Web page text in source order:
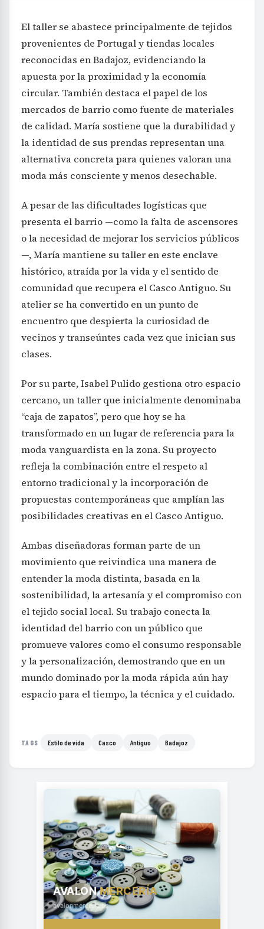
El taller se abastece principalmente de tejidos
provenientes de Portugal y tiendas locales
reconocidas en Badajoz, evidenciando la
apuesta por la proximidad y la economía
circular. También destaca el papel de los
mercados de barrio como fuente de materiales
de calidad. María sostiene que la durabilidad y
la identidad de sus prendas representan una
alternativa concreta para quienes valoran una
moda más consciente y menos desechable.
A pesar de las dificultades logísticas que
presenta el barrio —como la falta de ascensores
o la necesidad de mejorar los servicios públicos
—, María mantiene su taller en este enclave
histórico, atraída por la vida y el sentido de
comunidad que recupera el Casco Antiguo. Su
atelier se ha convertido en un punto de
encuentro que despierta la curiosidad de
vecinos y transeúntes cada vez que inician sus
clases.
Por su parte, Isabel Pulido gestiona otro espacio
cercano, un taller que inicialmente denominaba
“caja de zapatos”, pero que hoy se ha
transformado en un lugar de referencia para la
moda vanguardista en la zona. Su proyecto
refleja la combinación entre el respeto al
entorno tradicional y la incorporación de
propuestas contemporáneas que amplían las
posibilidades creativas en el Casco Antiguo.
Ambas diseñadoras forman parte de un
movimiento que reivindica una manera de
entender la moda distinta, basada en la
sostenibilidad, la artesanía y el compromiso con
el tejido social local. Su trabajo conecta la
identidad del barrio con un público que
promueve valores como el consumo responsable
y la personalización, demostrando que en un
mundo dominado por la moda rápida aún hay
espacio para el tiempo, la técnica y el cuidado.
TAGS Estilo de vida Casco Antiguo Badajoz
AVALONMERCERÍA
avalonmerceria.es